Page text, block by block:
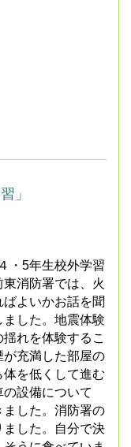
」
・ 5年生校外学習
消防署では、火
よいかお話を聞
した。地震体験
れを体験するこ
が充満した部屋の
を低くして進む
設備について
した。 消防署の
ました。自分で決